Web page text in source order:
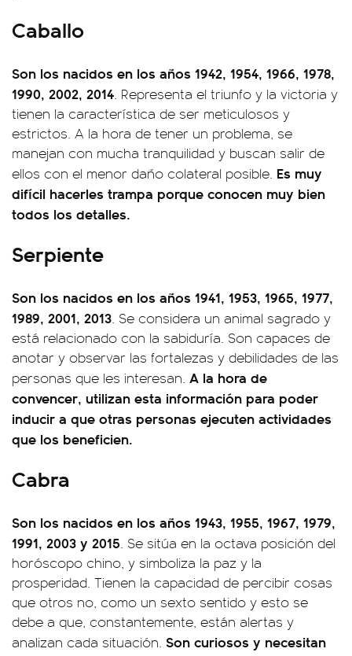
Caballo
Son los nacidos en los años 1942, 1954, 1966, 1978,
1990, 2002, 2014. Representa el triunfo y la victoria y
tienen la característica de ser meticulosos y
estrictos. A la hora de tener un problema, se
manejan con mucha tranquilidad y buscan salir de
ellos con el menor daño colateral posible. Es muy
difícil hacerles trampa porque conocen muy bien
todos los detalles.
Serpiente
Son los nacidos en los años 1941, 1953, 1965, 1977,
1989, 2001, 2013. Se considera un animal sagrado y
está relacionado con la sabiduría. Son capaces de
anotar y observar las fortalezas y debilidades de las
personas que les interesan. A la hora de
convencer, utilizan esta información para poder
inducir a que otras personas ejecuten actividades
que los beneficien.
Cabra
Son los nacidos en los años 1943, 1955, 1967, 1979,
1991, 2003 y 2015. Se sitúa en la octava posición del
horóscopo chino, y simboliza la paz y la
prosperidad. Tienen la capacidad de percibir cosas
que otros no, como un sexto sentido y esto se
debe a que, constantemente, están alertas y
analizan cada situación. Son curiosos y necesitan